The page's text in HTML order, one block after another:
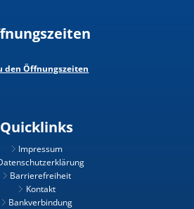
den Öffnungszeiten
Quicklinks
Impressum
Barrierefreiheit
Kontakt
Bankverbindung